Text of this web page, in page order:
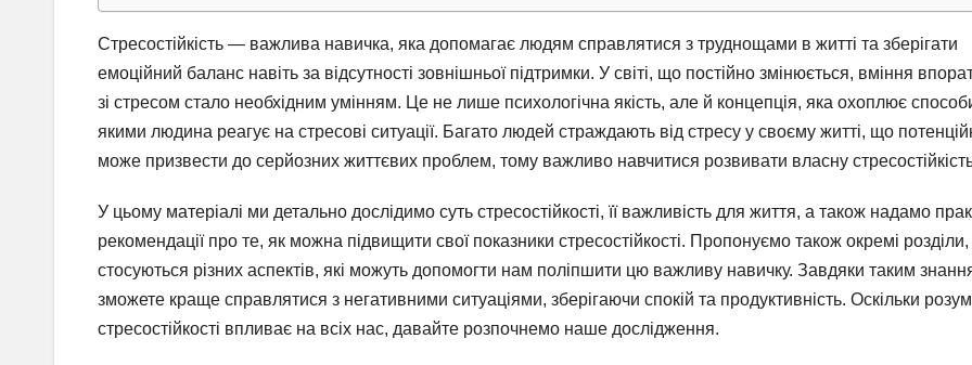
Стресостійкість — важлива навичка, яка допомагає людям справлятися з труднощами в житті та зберігати
емоційний баланс навіть за відсутності зовнішньої підтримки. У світі, що постійно змінюється, вміння
зі стресом стало необхідним умінням. Це не лише психологічна якість, але й концепція, яка охоплює
якими людина реагує на стресові ситуації. Багато людей страждають від стресу у своєму житті, що
може призвести до серйозних життєвих проблем, тому важливо навчитися розвивати власну
У цьому матеріалі ми детально дослідимо суть стресостійкості, її важливість для життя, а також надамо
рекомендації про те, як можна підвищити свої показники стресостійкості. Пропонуємо також окремі
стосуються різних аспектів, які можуть допомогти нам поліпшити цю важливу навичку. Завдяки таким
зможете краще справлятися з негативними ситуаціями, зберігаючи спокій та продуктивність. Оскільки
стресостійкості впливає на всіх нас, давайте розпочнемо наше дослідження.